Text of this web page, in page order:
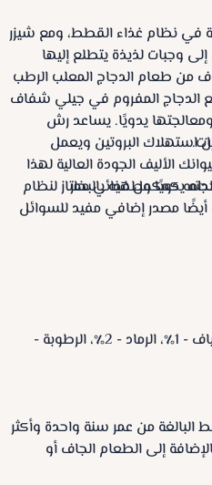
في نظام غذاء القطط، ومع شيزر
وجبات لذيذة يتطلع إليها
من طعام الدجاج المعلب الرطب
المفروم في جيلي شفاف
يدويًا. يساعد رش
استهلاك البروتين ويعمل
الأليف الجودة العالية لهذا
كمكمل غذائي ممتاز لنظام
يدويًا وطهيه بالبخار.
مصدر إضافي مفيد للسوائل
البروتين - 15٪، الدهون - 1٪، الألياف - 1٪، الرماد - 2٪، الرطوبة -
من عمر سنة واحدة وأكثر
إلى الطعام الجاف أو